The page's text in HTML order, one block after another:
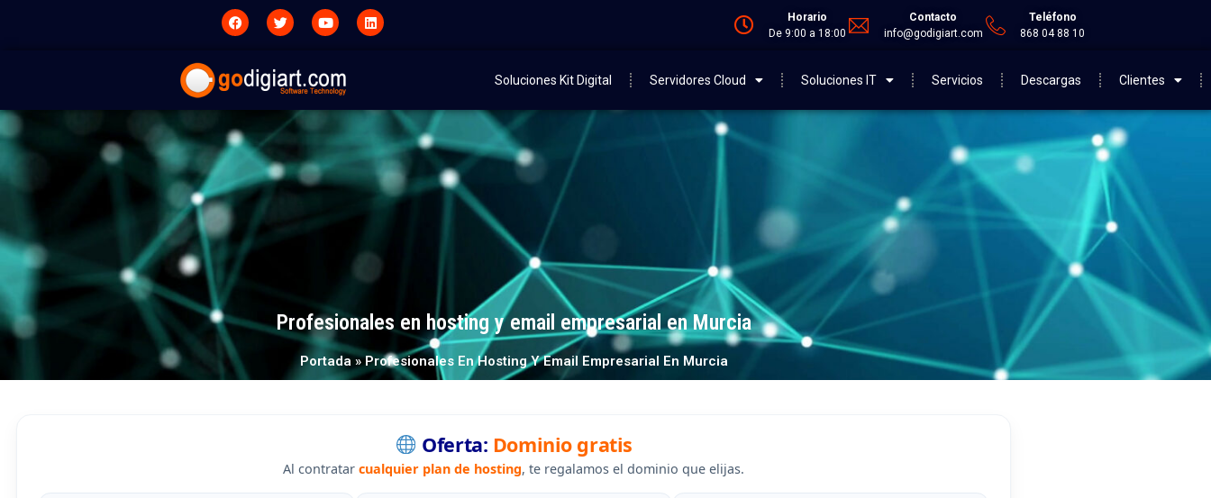
Horario
De 9:00 a 18:00
Contacto
info@godigiart.com
Teléfono
868 04 88 10
Soluciones Kit Digital Servidores Cloud Soluciones IT Servicios Descargas Clientes
Profesionales en hosting y email empresarial en Murcia
Portada»Profesionales En Hosting Y Email Empresarial En Murcia
Oferta: Dominio gratis
Al contratar cualquier plan de hosting, te regalamos el dominio que elijas.